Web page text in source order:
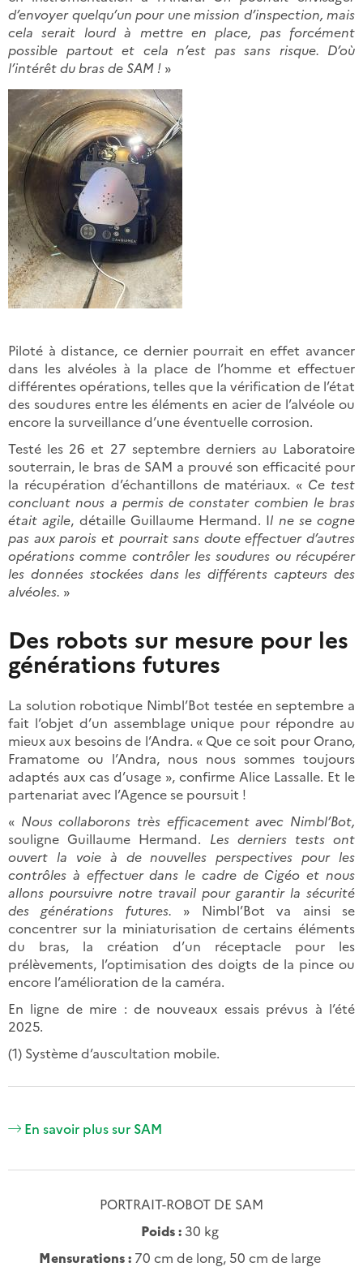
d’envoyer quelqu’un pour une mission d’inspection, mais
cela serait lourd à mettre en place, pas forcément
possible partout et cela n’est pas sans risque. D’où
l’intérêt du bras de SAM ! »
Piloté à distance, ce dernier pourrait en effet avancer
dans les alvéoles à la place de l’homme et effectuer
différentes opérations, telles que la vérification de l’état
des soudures entre les éléments en acier de l’alvéole ou
encore la surveillance d’une éventuelle corrosion.
Testé les 26 et 27 septembre derniers au Laboratoire
souterrain, le bras de SAM a prouvé son efficacité pour
la récupération d’échantillons de matériaux. « Ce test
concluant nous a permis de constater combien le bras
était agile, détaille Guillaume Hermand. Il ne se cogne
pas aux parois et pourrait sans doute effectuer d’autres
opérations comme contrôler les soudures ou récupérer
les données stockées dans les différents capteurs des
alvéoles. »
Des robots sur mesure pour les
générations futures
La solution robotique Nimbl’Bot testée en septembre a
fait l’objet d’un assemblage unique pour répondre au
mieux aux besoins de l’Andra. « Que ce soit pour Orano,
Framatome ou l’Andra, nous nous sommes toujours
adaptés aux cas d’usage », confirme Alice Lassalle. Et le
partenariat avec l’Agence se poursuit !
« Nous collaborons très efficacement avec Nimbl’Bot,
souligne Guillaume Hermand. Les derniers tests ont
ouvert la voie à de nouvelles perspectives pour les
contrôles à effectuer dans le cadre de Cigéo et nous
allons poursuivre notre travail pour garantir la sécurité
des générations futures. » Nimbl’Bot va ainsi se
concentrer sur la miniaturisation de certains éléments
du bras, la création d’un réceptacle pour les
prélèvements, l’optimisation des doigts de la pince ou
encore l’amélioration de la caméra.
En ligne de mire : de nouveaux essais prévus à l’été
2025.
(1) Système d’auscultation mobile.
En savoir plus sur SAM
PORTRAIT-ROBOT DE SAM
Poids : 30 kg
Mensurations : 70 cm de long, 50 cm de large